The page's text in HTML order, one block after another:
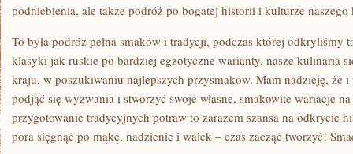
podniebienia, ale także podróż po bogatej historii i kulturze naszego
To była podróż pełna smaków i tradycji, podczas której​ odkryliśmy
klasyki jak ruskie po bardziej egzotyczne warianty, nasze kulinaria
kraju, w poszukiwaniu najlepszych przysmaków. Mam ​nadzieję, że
podjąć się wyzwania ⁣i stworzyć swoje własne, ⁣smakowite wariacje
przygotowanie tradycyjnych potraw to zarazem szansa na odkrycie
pora sięgnąć po mąkę, nadzienie i wałek – czas zacząć tworzyć!